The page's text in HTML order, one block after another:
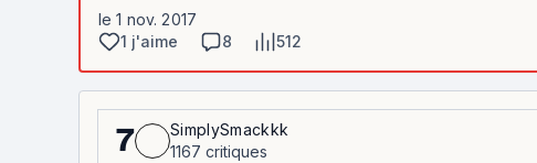
le 1 nov. 2017
1 j'aime
8 512
7
SimplySmackkk
1167 critiques